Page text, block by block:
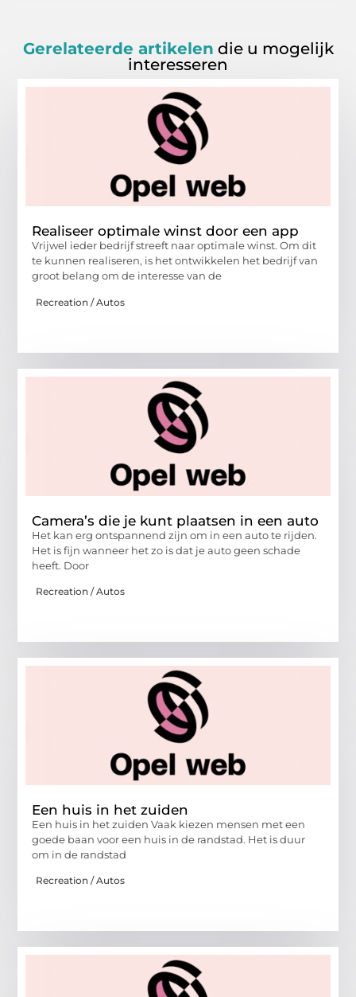
Gerelateerde artikelen die u mogelijk
interesseren
Realiseer optimale winst door een app
Vrijwel ieder bedrijf streeft naar optimale winst. Om dit
te kunnen realiseren, is het ontwikkelen het bedrijf van
groot belang om de interesse van de
Recreation / Autos
Camera’s die je kunt plaatsen in een auto
Het kan erg ontspannend zijn om in een auto te rijden.
Het is fijn wanneer het zo is dat je auto geen schade
heeft. Door
Recreation / Autos
Een huis in het zuiden
Een huis in het zuiden Vaak kiezen mensen met een
goede baan voor een huis in de randstad. Het is duur
om in de randstad
Recreation / Autos